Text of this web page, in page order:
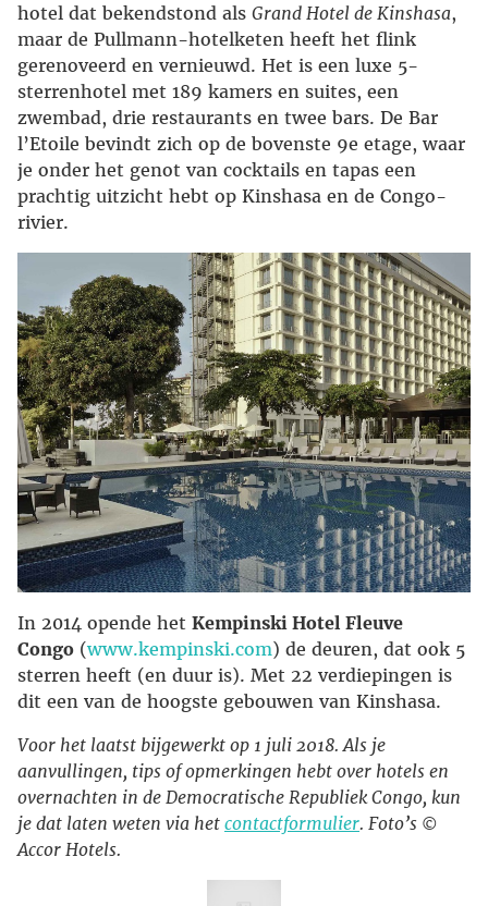
hotel dat bekendstond als Grand Hotel de Kinshasa,
maar de Pullmann-hotelketen heeft het flink
gerenoveerd en vernieuwd. Het is een luxe 5-
sterrenhotel met 189 kamers en suites, een
zwembad, drie restaurants en twee bars. De Bar
l’Etoile bevindt zich op de bovenste 9e etage, waar
je onder het genot van cocktails en tapas een
prachtig uitzicht hebt op Kinshasa en de Congo-
rivier.
In 2014 opende het Kempinski Hotel Fleuve
Congo (www.kempinski.com) de deuren, dat ook 5
sterren heeft (en duur is). Met 22 verdiepingen is
dit een van de hoogste gebouwen van Kinshasa.
Voor het laatst bijgewerkt op 1 juli 2018. Als je
aanvullingen, tips of opmerkingen hebt over hotels en
overnachten in de Democratische Republiek Congo, kun
je dat laten weten via het contactformulier. Foto’s ©
Accor Hotels.